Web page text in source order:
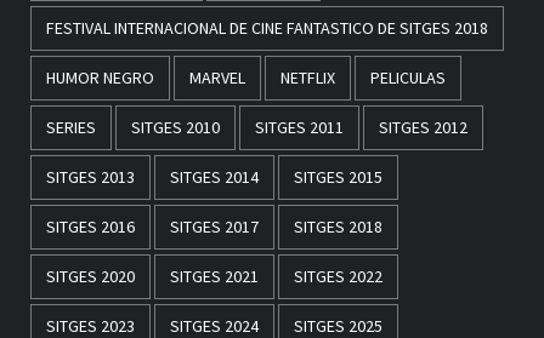
FESTIVAL INTERNACIONAL DE CINE FANTASTICO DE SITGES 2018
HUMOR NEGRO MARVEL NETFLIX PELICULAS
SERIES SITGES 2010 SITGES 2011 SITGES 2012
SITGES 2013 SITGES 2014 SITGES 2015
SITGES 2016 SITGES 2017 SITGES 2018
SITGES 2020 SITGES 2021 SITGES 2022
SITGES 2023 SITGES 2024 SITGES 2025